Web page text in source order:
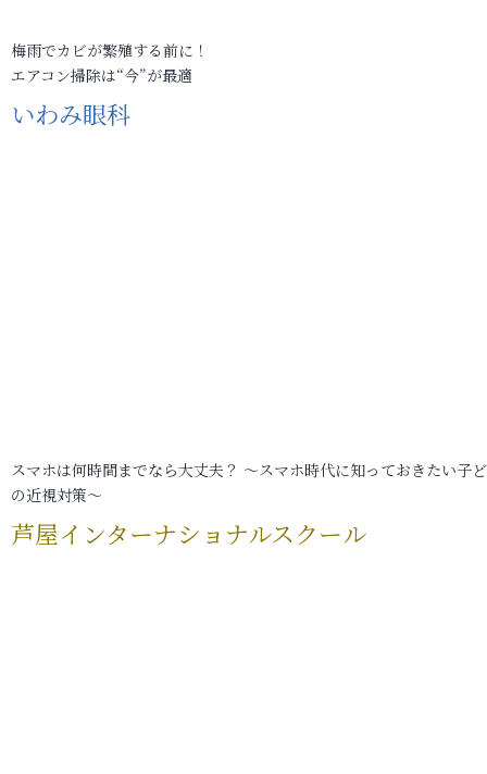
梅雨でカビが繁殖する前に！
エアコン掃除は“今”が最適
いわみ眼科
スマホは何時間までなら大丈夫？ ～スマホ時代に知っておきたい子
の近視対策～
芦屋インターナショナルスクール